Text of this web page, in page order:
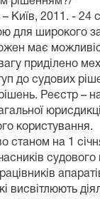
Київ, 2011. - 24
для широкого
має
приділено
до судових
Реєстр –
користування.
станом на 1
висвітлюють